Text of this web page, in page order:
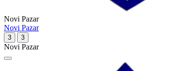
Novi Pazar
Novi Pazar
3 3
Novi Pazar